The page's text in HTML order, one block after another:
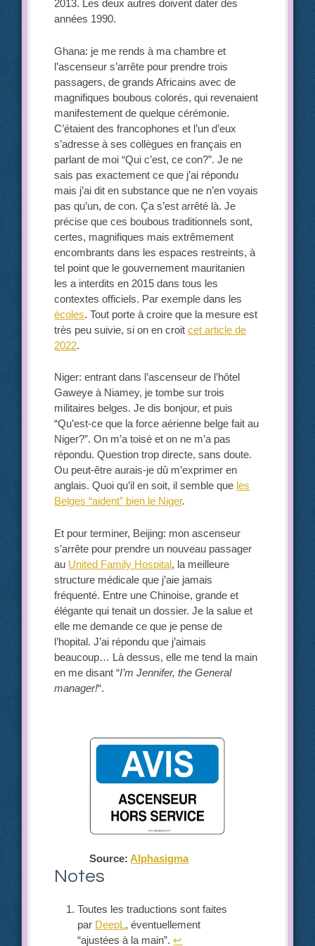
2013. Les deux autres doivent dater des
années 1990.
Ghana: je me rends à ma chambre et
l’ascenseur s’arrête pour prendre trois
passagers, de grands Africains avec de
magnifiques boubous colorés, qui revenaient
manifestement de quelque cérémonie.
C’étaient des francophones et l’un d’eux
s’adresse à ses collègues en français en
parlant de moi “Qui c’est, ce con?”. Je ne
sais pas exactement ce que j’ai répondu
mais j’ai dit en substance que ne n’en voyais
pas qu’un, de con. Ça s’est arrêté là. Je
précise que ces boubous traditionnels sont,
certes, magnifiques mais extrêmement
encombrants dans les espaces restreints, à
tel point que le gouvernement mauritanien
les a interdits en 2015 dans tous les
contextes officiels. Par exemple dans les
écoles. Tout porte à croire que la mesure est
très peu suivie, si on en croitcet article de
2022.
Niger: entrant dans l’ascenseur de l’hôtel
Gaweye à Niamey, je tombe sur trois
militaires belges. Je dis bonjour, et puis
“Qu’est-ce que la force aérienne belge fait au
Niger?”. On m’a toisé et on ne m’a pas
répondu. Question trop directe, sans doute.
Ou peut-être aurais-je dû m’exprimer en
anglais. Quoi qu’il en soit, il semble que les
Belges “aident” bien le Niger.
Et pour terminer, Beijing: mon ascenseur
s’arrête pour prendre un nouveau passager
au United Family Hospital, la meilleure
structure médicale que j’aie jamais
fréquenté. Entre une Chinoise, grande et
élégante qui tenait un dossier. Je la salue et
elle me demande ce que je pense de
l’hopital. J’ai répondu que j’aimais
beaucoup… Là dessus, elle me tend la main
en me disant “I’m Jennifer, the General
manager!“.
Source:Alphasigma
Notes
Toutes les traductions sont faites
par DeepL, éventuellement
“ajustées à la main”.↩︎